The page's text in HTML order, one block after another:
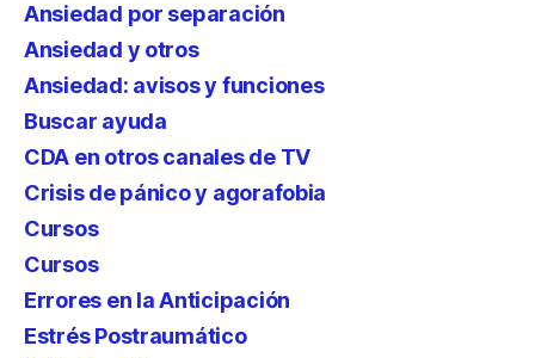
Ansiedad por separación
Ansiedad y otros
Ansiedad: avisos y funciones
Buscar ayuda
CDA en otros canales de TV
Crisis de pánico y agorafobia
Cursos
Cursos
Errores en la Anticipación
Estrés Postraumático